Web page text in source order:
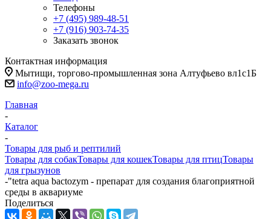
Телефоны
+7 (495) 989-48-51
+7 (916) 903-74-35
Заказать звонок
Контактная информация
Мытищи, торгово-промышленная зона Алтуфьево вл1с1Б
info@zoo-mega.ru
Главная
-
Каталог
-
Товары для рыб и рептилий
Товары для собакТовары для кошекТовары для птицТовары
для грызунов
-"tetra aqua bactozym - препарат для создания благоприятной
среды в аквариуме
Поделиться